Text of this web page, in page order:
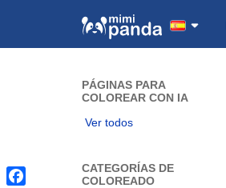
PÁGINAS PARA
COLOREAR CON IA
Ver todos
CATEGORÍAS DE
COLOREADO